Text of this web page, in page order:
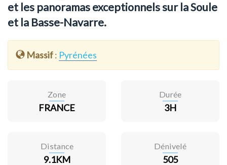
et les panoramas exceptionnels sur la Soule
et la Basse-Navarre.
Massif: Pyrénées
Zone
FRANCE
Durée
3H
Distance
9.1KM
Dénivelé
505